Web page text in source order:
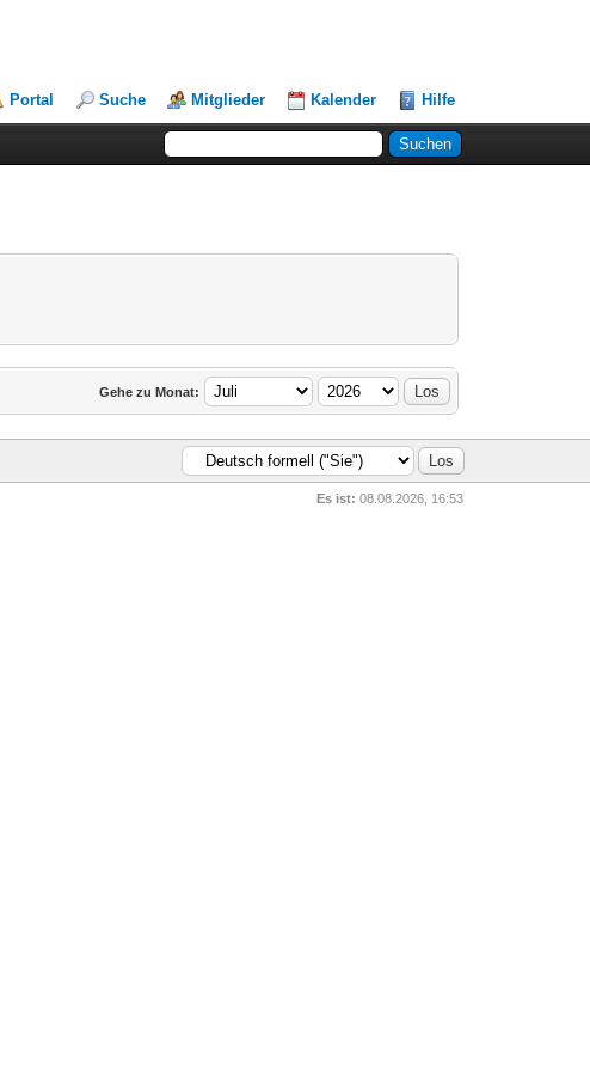
Portal Suche Mitglieder Kalender Hilfe
Gehe zu Monat:
Es ist: 08.08.2026, 16:53